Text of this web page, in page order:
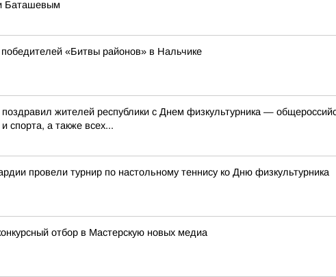
Баташевым
«Битвы районов» в Нальчике
жителей республики с Днем физкультурника —
спорта, а также всех...
провели турнир по настольному теннису ко Дню физкультурника
отбор в Мастерскую новых медиа